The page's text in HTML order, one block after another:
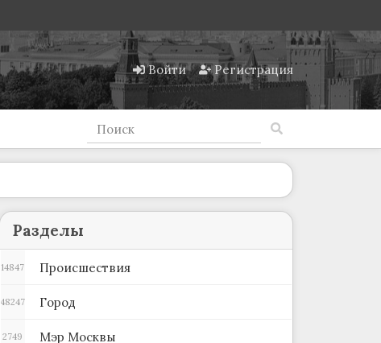
Войти Регистрация
Разделы
Происшествия
14847
Город
48247
Мэр Москвы
2749